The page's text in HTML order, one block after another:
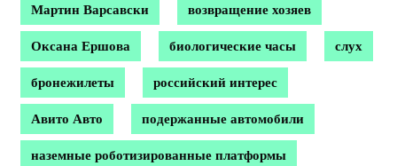
Мартин Варсавски возвращение хозяев
Оксана Ершова биологические часы слух
бронежилеты российский интерес
Авито Авто подержанные автомобили
наземные роботизированные платформы